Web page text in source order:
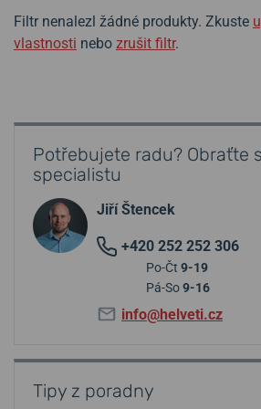
Filtr nenalezl žádné produkty. Zkuste
vlastnosti nebo zrušit filtr.
Potřebujete radu? Obraťte
specialistu
Jiří Štencek
+420 252 252 306
Po-Čt 9-19
Pá-So9-16
info@helveti.cz
Tipy z poradny